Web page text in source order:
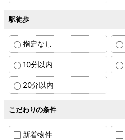
駅徒歩
指定なし
10分以内
20分以内
こだわりの条件
新着物件